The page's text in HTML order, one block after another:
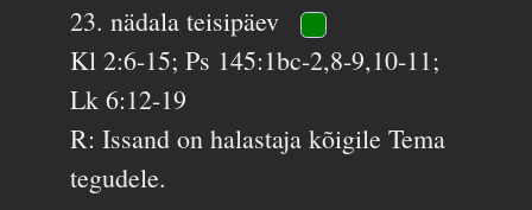
23. nädala teisipäev
Kl 2:6-15; Ps 145:1bc-2,8-9,10-11;
Lk 6:12-19
R: Issand on halastaja kõigile Tema
tegudele.